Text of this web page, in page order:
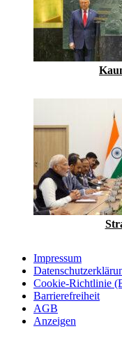
Impressum
Cookie-Richtlinie
Barrierefreiheit
AGB
Anzeigen